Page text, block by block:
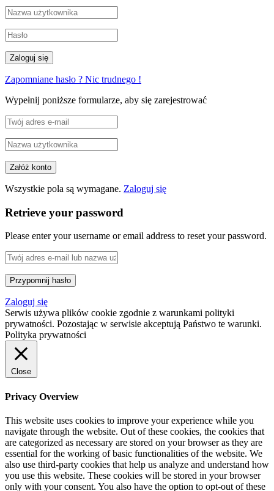
Zapomniane hasło ? Nic trudnego !
Wypełnij poniższe formularze, aby się zarejestrować
Wszystkie pola są wymagane. Zaloguj się
Retrieve your password
Please enter your username or email address to reset your password.
Zaloguj się
Serwis używa plików cookie zgodnie z warunkami polityki
prywatności. Pozostając w serwisie akceptują Państwo te warunki.
Polityka prywatności
Close
Privacy Overview
This website uses cookies to improve your experience while you
navigate through the website. Out of these cookies, the cookies that
are categorized as necessary are stored on your browser as they are
essential for the working of basic functionalities of the website. We
also use third-party cookies that help us analyze and understand how
you use this website. These cookies will be stored in your browser
only with your consent. You also have the option to opt-out of these